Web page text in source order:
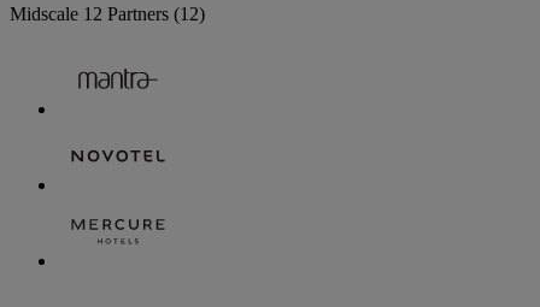
Midscale 12 Partners (12)